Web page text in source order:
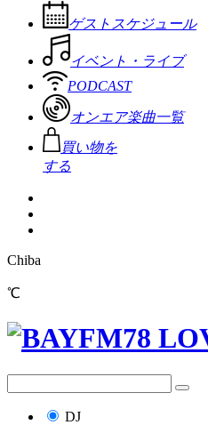
ゲストスケジュール
イベント・ライブ
PODCAST
オンエア楽曲一覧
買い物を
する
Chiba
℃
DJ